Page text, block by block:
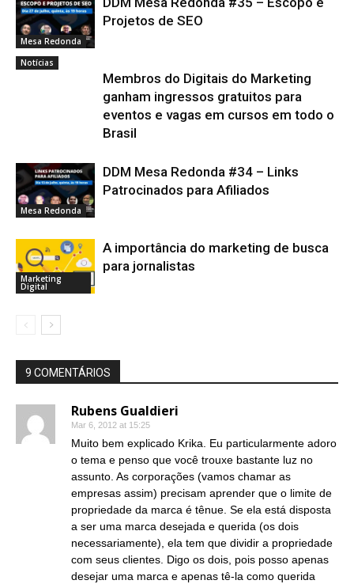
Mesa Redonda
Projetos de SEO
Notícias
Membros do Digitais do Marketing
ganham ingressos gratuitos para
eventos e vagas em cursos em todo o
Brasil
Mesa Redonda
DDM Mesa Redonda #34 – Links
Patrocinados para Afiliados
Marketing
Digital
A importância do marketing de busca
para jornalistas
9 COMENTÁRIOS
Rubens Gualdieri
Mar 6, 2012 at 15:25
Muito bem explicado Krika. Eu particularmente adoro
o tema e penso que você trouxe bastante luz no
assunto. As corporações (vamos chamar as
empresas assim) precisam aprender que o limite de
propriedade da marca é tênue. Se ela está disposta
a ser uma marca desejada e querida (os dois
necessariamente), ela tem que dividir a propriedade
com seus clientes. Digo os dois, pois posso apenas
desejar uma marca e apenas tê-la como querida